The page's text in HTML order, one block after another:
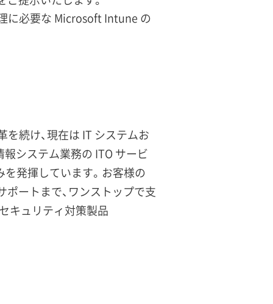
に必要な Microsoft Intune の
を続け、現在は IT システムお
システム業務の ITO サービ
発揮しています。お客様の
ポートまで、ワンストップで支
キュリティ対策製品